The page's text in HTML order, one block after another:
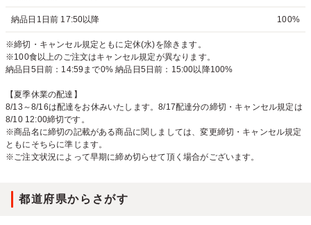
納品日1日前 17:50以降 100%
※締切・キャンセル規定ともに定休(水)を除きます。
※100食以上のご注文はキャンセル規定が異なります。
納品日5日前：14:59まで0% 納品日5日前：15:00以降100%
【夏季休業の配達】
8/13～8/16は配達をお休みいたします。8/17配達分の締切・キャンセル規定は
8/10 12:00締切です。
※商品名に締切の記載がある商品に関しましては、変更締切・キャンセル規定
ともにそちらに準じます。
※ご注文状況によって早期に締め切らせて頂く場合がございます。
都道府県からさがす